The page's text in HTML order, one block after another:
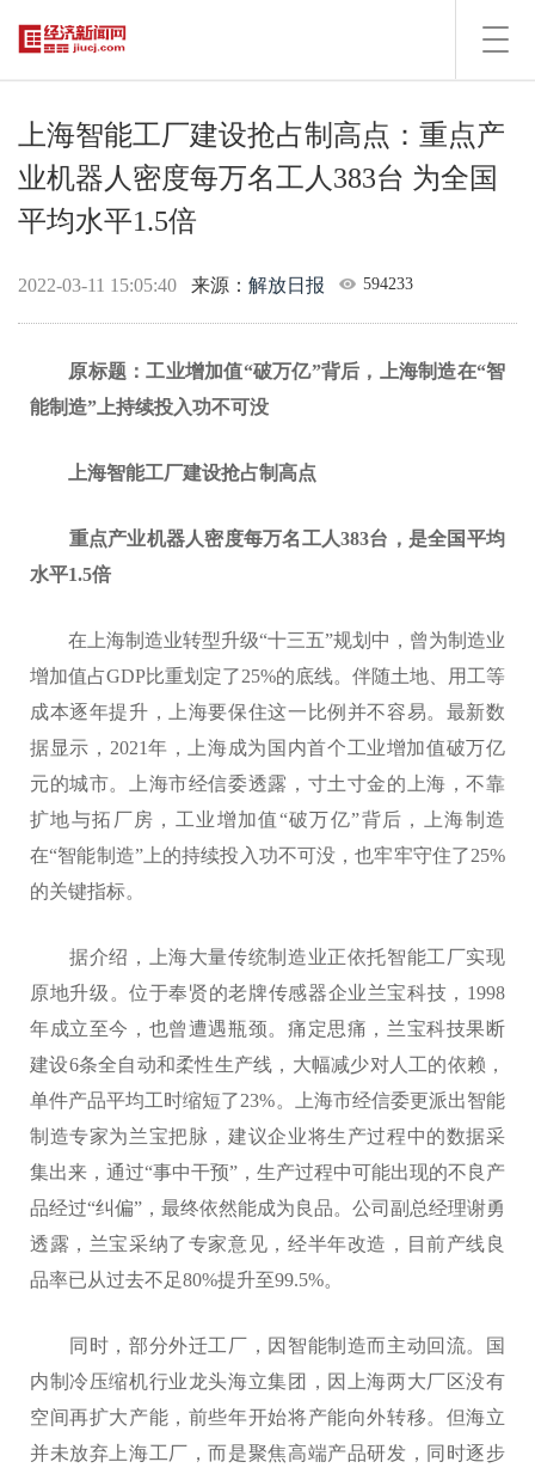
上海智能工厂建设抢占制高点：重点产
业机器人密度每万名工人383台 为全国
平均水平1.5倍
2022-03-11 15:05:40 来源： 解放日报 594233
原标题：工业增加值“破万亿”背后，上海制造在“智
能制造”上持续投入功不可没
上海智能工厂建设抢占制高点
重点产业机器人密度每万名工人383台，是全国平均
水平1.5倍
在上海制造业转型升级“十三五”规划中，曾为制造业
增加值占GDP比重划定了25%的底线。伴随土地、用工等
成本逐年提升，上海要保住这一比例并不容易。最新数
据显示，2021年，上海成为国内首个工业增加值破万亿
元的城市。上海市经信委透露，寸土寸金的上海，不靠
扩地与拓厂房，工业增加值“破万亿”背后，上海制造
在“智能制造”上的持续投入功不可没，也牢牢守住了25%
的关键指标。
据介绍，上海大量传统制造业正依托智能工厂实现
原地升级。位于奉贤的老牌传感器企业兰宝科技，1998
年成立至今，也曾遭遇瓶颈。痛定思痛，兰宝科技果断
建设6条全自动和柔性生产线，大幅减少对人工的依赖，
单件产品平均工时缩短了23%。上海市经信委更派出智能
制造专家为兰宝把脉，建议企业将生产过程中的数据采
集出来，通过“事中干预”，生产过程中可能出现的不良产
品经过“纠偏”，最终依然能成为良品。公司副总经理谢勇
透露，兰宝采纳了专家意见，经半年改造，目前产线良
品率已从过去不足80%提升至99.5%。
同时，部分外迁工厂，因智能制造而主动回流。国
内制冷压缩机行业龙头海立集团，因上海两大厂区没有
空间再扩大产能，前些年开始将产能向外转移。但海立
并未放弃上海工厂，而是聚焦高端产品研发，同时逐步